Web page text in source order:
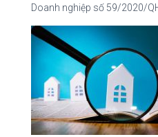
Doanh nghiệp số 59/2020/